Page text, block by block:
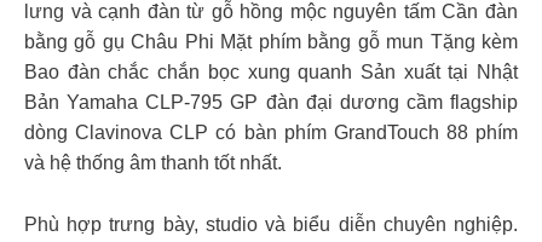
lưng và cạnh đàn từ gỗ hồng mộc nguyên tấm Cần đàn
bằng gỗ gụ Châu Phi Mặt phím bằng gỗ mun Tặng kèm
Bao đàn chắc chắn bọc xung quanh Sản xuất tại Nhật
Bản Yamaha CLP-795 GP đàn đại dương cầm flagship
dòng Clavinova CLP có bàn phím GrandTouch 88 phím
và hệ thống âm thanh tốt nhất.
Phù hợp trưng bày, studio và biểu diễn chuyên nghiệp.